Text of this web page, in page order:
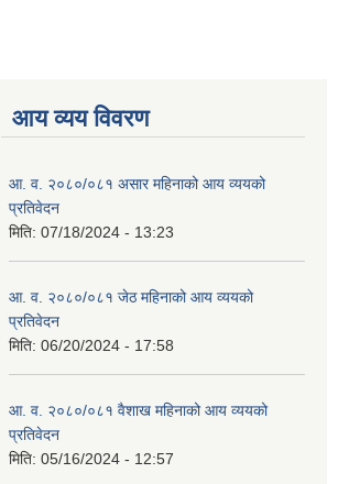
आय व्यय विवरण
आ. व. २०८०/०८१ असार महिनाको आय व्ययको
प्रतिवेदन
मिति: 07/18/2024 - 13:23
आ. व. २०८०/०८१ जेठ महिनाको आय व्ययको
प्रतिवेदन
मिति: 06/20/2024 - 17:58
आ. व. २०८०/०८१ वैशाख महिनाको आय व्ययको
प्रतिवेदन
मिति: 05/16/2024 - 12:57